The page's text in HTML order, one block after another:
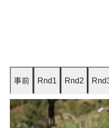
事前 Rnd1 Rnd2